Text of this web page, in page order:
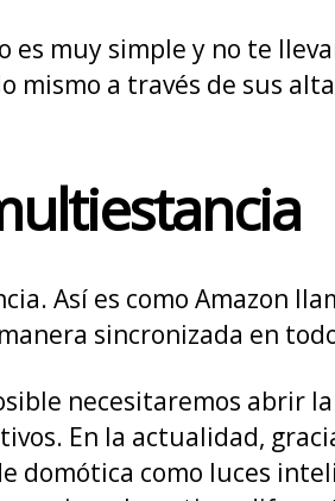
es muy simple y no te
mismo a través de sus
Así es como Amazon
sincronizada en
necesitaremos abrir
En la actualidad,
domótica como luces